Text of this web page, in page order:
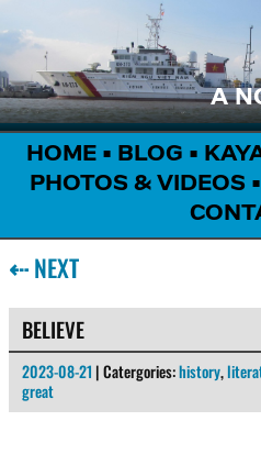
A
HOME• BLOG •
PHOTOS & VIDEOS •
⇠NEXT
BELIEVE
2023-08-21 | Catergories:history,
great